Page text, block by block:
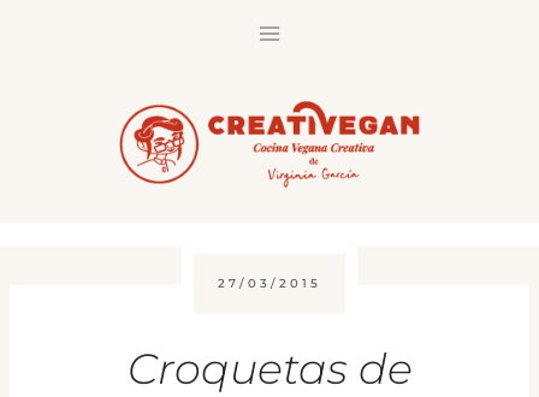
27/03/2015
Croquetas de